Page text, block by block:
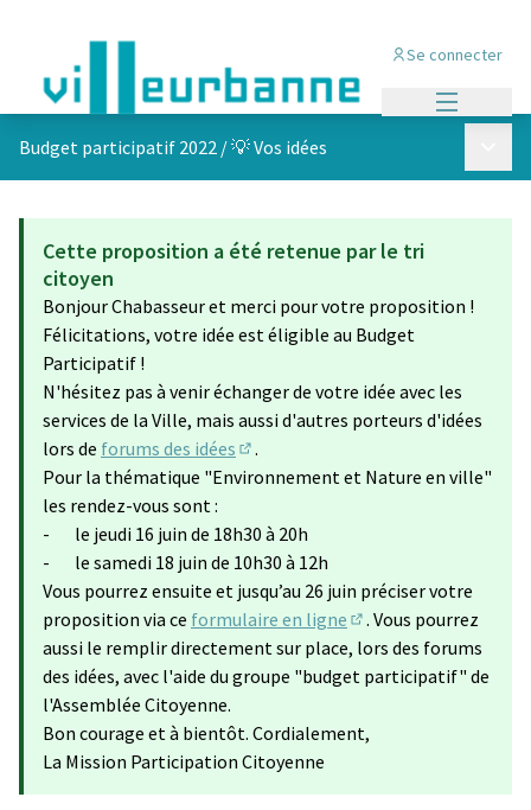
Se connecter
Budget participatif 2022 /💡 Vos idées
Cette proposition a été retenue par le tri
citoyen
Bonjour Chabasseur et merci pour votre proposition !
Félicitations, votre idée est éligible au Budget
Participatif !
N'hésitez pas à venir échanger de votre idée avec les
services de la Ville, mais aussi d'autres porteurs d'idées
lors de forums des idées
(S'ouvre dans un nouvel onglet)
.
Pour la thématique "Environnement et Nature en ville"
les rendez-vous sont :
- le jeudi 16 juin de 18h30 à 20h
- le samedi 18 juin de 10h30 à 12h
Vous pourrez ensuite et jusqu’au 26 juin préciser votre
proposition via ce formulaire en ligne
(Lien externe)
. Vous pourrez
aussi le remplir directement sur place, lors des forums
des idées, avec l'aide du groupe "budget participatif" de
l'Assemblée Citoyenne.
Bon courage et à bientôt. Cordialement,
La Mission Participation Citoyenne